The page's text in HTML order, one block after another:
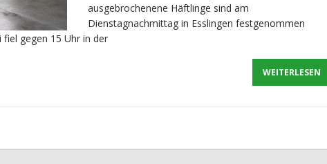
POL-RT: Gasaustritt aus Pkw, Unfälle, Einbrecher gefasst
ausgebrochenene Häftlinge sind am
Dienstagnachmittag in Esslingen festgenommen
fiel gegen 15 Uhr in der
WEITERLESEN